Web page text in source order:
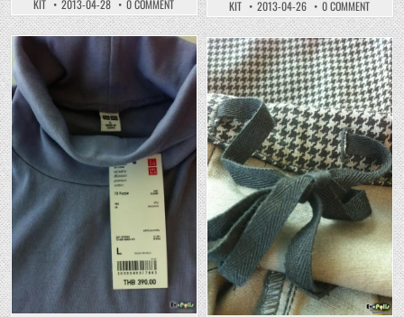
KIT 2013-04-28 0 COMMENTON
UNIQLO
–
OXFORD
CHECK
PRINTED
LONG
SLEEVE
SHIRTS
–
รีวิว
นิ
โคล่
เสื้อ
เชิ๊ต
แขน
สก๊อต
ลาย
หล่อๆ
KIT 2013-04-26 0 COMMENTON
UNIQLO
–
CASUAL
MEN
PRINT
LONG
SLEEVE
SHIRTS
–
ยู
นิ
โคล่
เสื้อ
เชิ๊ต
แขน
ยาว
พิมพ์
ลาย
ดูดี
ใส่
สบาย
Posted
Posted
in